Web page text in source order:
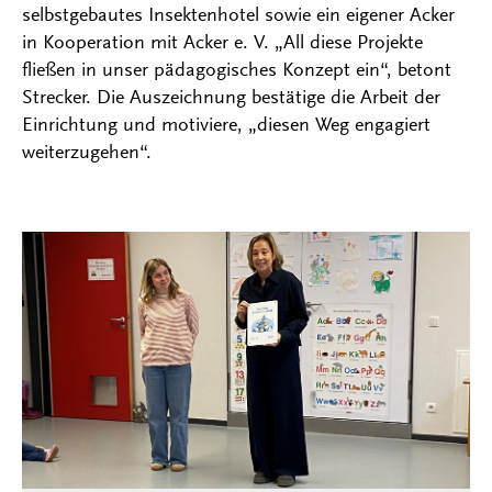
selbstgebautes Insektenhotel sowie ein eigener Acker
in Kooperation mit Acker e. V. „All diese Projekte
fließen in unser pädagogisches Konzept ein“, betont
Strecker. Die Auszeichnung bestätige die Arbeit der
Einrichtung und motiviere, „diesen Weg engagiert
weiterzugehen“.